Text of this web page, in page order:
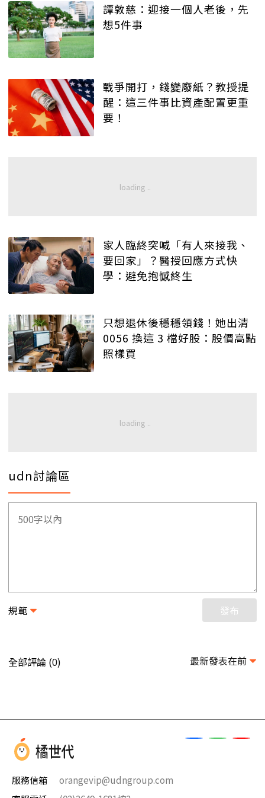
譚敦慈：迎接一個人老後，先
想5件事
戰爭開打，錢變廢紙？教授提
醒：這三件事比資產配置更重
要！
家人臨終突喊「有人來接我、
要回家」？醫授回應方式快
學：避免抱憾終生
只想退休後穩穩領錢！她出清
0056 換這 3 檔好股：股價高點
照樣買
udn討論區
規範 發布
全部評論 (0) 最新發表在前
服務信箱
orangevip@udngroup.com